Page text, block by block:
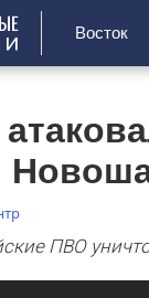
Восток
ПВО